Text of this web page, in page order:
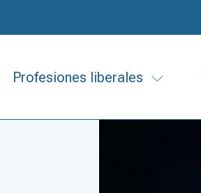
Profesiones liberales